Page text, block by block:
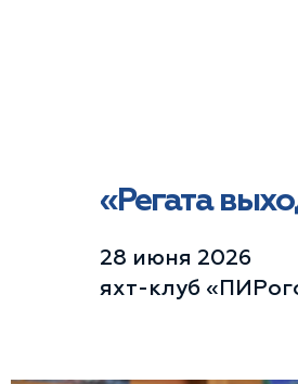
«Регата
28 июня 2026
яхт-клуб